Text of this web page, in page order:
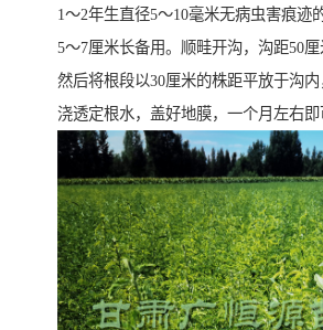
1～2年生直径5～10毫米无病虫害痕迹
5～7厘米长备用。顺畦开沟，沟距50厘
然后将根段以30厘米的株距平放于沟内
浇透定根水，盖好地膜，一个月左右即